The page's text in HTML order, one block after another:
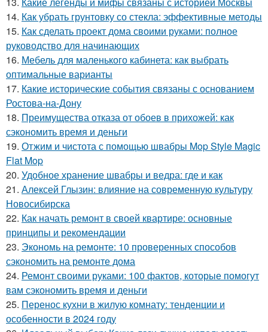
14. Как убрать грунтовку со стекла: эффективные методы
15. Как сделать проект дома своими руками: полное
руководство для начинающих
16. Мебель для маленького кабинета: как выбрать
оптимальные варианты
17. Какие исторические события связаны с основанием
Ростова-на-Дону
18. Преимущества отказа от обоев в прихожей: как
сэкономить время и деньги
19. Отжим и чистота с помощью швабры Mop Style Magic
Flat Mop
20. Удобное хранение швабры и ведра: где и как
21. Алексей Глызин: влияние на современную культуру
Новосибирска
22. Как начать ремонт в своей квартире: основные
принципы и рекомендации
23. Экономь на ремонте: 10 проверенных способов
сэкономить на ремонте дома
24. Ремонт своими руками: 100 фактов, которые помогут
вам сэкономить время и деньги
25. Перенос кухни в жилую комнату: тенденции и
особенности в 2024 году